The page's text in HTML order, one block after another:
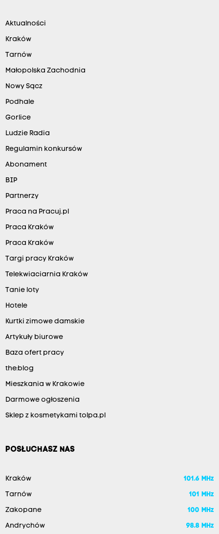
Aktualności
Kraków
Tarnów
Małopolska Zachodnia
Nowy Sącz
Podhale
Gorlice
Ludzie Radia
Regulamin konkursów
Abonament
BIP
Partnerzy
Praca na Pracuj.pl
Praca Kraków
Praca Kraków
Targi pracy Kraków
Telekwiaciarnia Kraków
Tanie loty
Hotele
Kurtki zimowe damskie
Artykuły biurowe
Baza ofert pracy
the:blog
Mieszkania w Krakowie
Darmowe ogłoszenia
Sklep z kosmetykami tolpa.pl
POSŁUCHASZ NAS
Kraków 101.6 MHz
Tarnów 101 MHz
Zakopane 100 MHz
Andrychów 98.8 MHz